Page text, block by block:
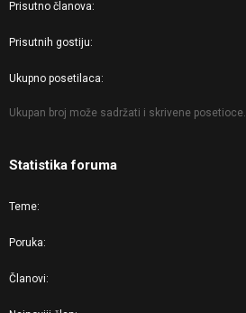
Prisutno članova
Prisutnih gostiju
Ukupno posetilaca
Ukupan broj može sadržati i skrivene posetioce.
Statistika foruma
Teme
Poruka
Članovi